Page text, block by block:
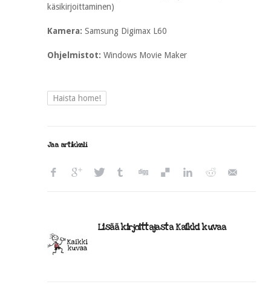
käsikirjoittaminen)
Kamera: Samsung Digimax L60
Ohjelmistot: Windows Movie Maker
Haista home!
Jaa artikkeli
Lisää kirjoittajasta Kaikki kuvaa